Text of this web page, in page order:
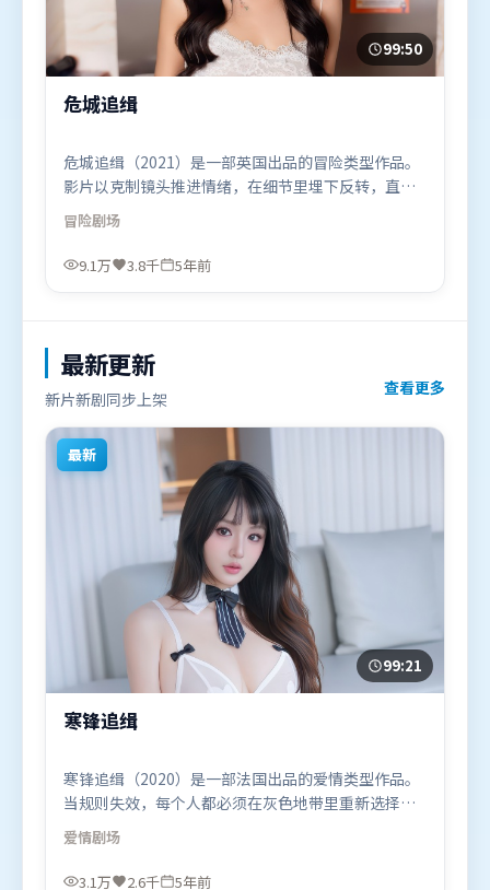
99:50
危城追缉
危城追缉（2021）是一部英国出品的冒险类型作品。
影片以克制镜头推进情绪，在细节里埋下反转，直至
最后一刻才揭开谜底。群像刻画各有弧光，配角亦承
担叙事推进功能。由奉俊昊执导，全智贤、长泽雅
美、王景春，迪皮卡·帕度柯妮等联袂出演。影片于
冒险剧场
9.1万 3.8千 5年前
最新更新
新片新剧同步上架
查看更多
最新
99:21
寒锋追缉
寒锋追缉（2020）是一部法国出品的爱情类型作品。
当规则失效，每个人都必须在灰色地带里重新选择立
场与底线。高潮段落信息密度高，情绪释放与主题回
扣同时完成。由李安执导，孙艺珍、杨幂、章子怡，
朱一龙、周迅等联袂出演。影片于2020年11月24日
爱情剧场
3.1万 2.6千 5年前